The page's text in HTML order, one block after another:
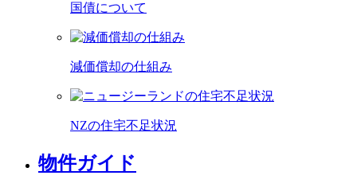
国債について
減価償却の仕組み
NZの住宅不足状況
物件ガイド